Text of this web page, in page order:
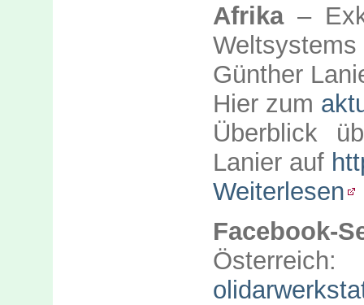
Afrika –
Günther
Hier zum
Überblick
Lanier auf
Weiterlesen
Facebook-